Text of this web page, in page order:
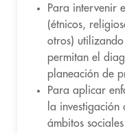
Para intervenir
(étnicos,
otros)
permitan el
planeación de
Para aplicar
la investigación
ámbitos